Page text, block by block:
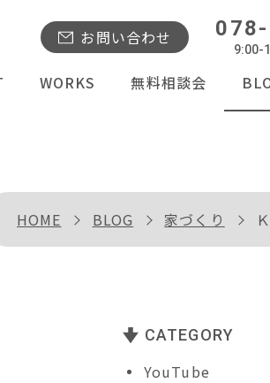
WORKS 無料相談会
お問い合わせ
9:00-
HOME BLOG 家づくり Ｋ
CATEGORY
YouTube